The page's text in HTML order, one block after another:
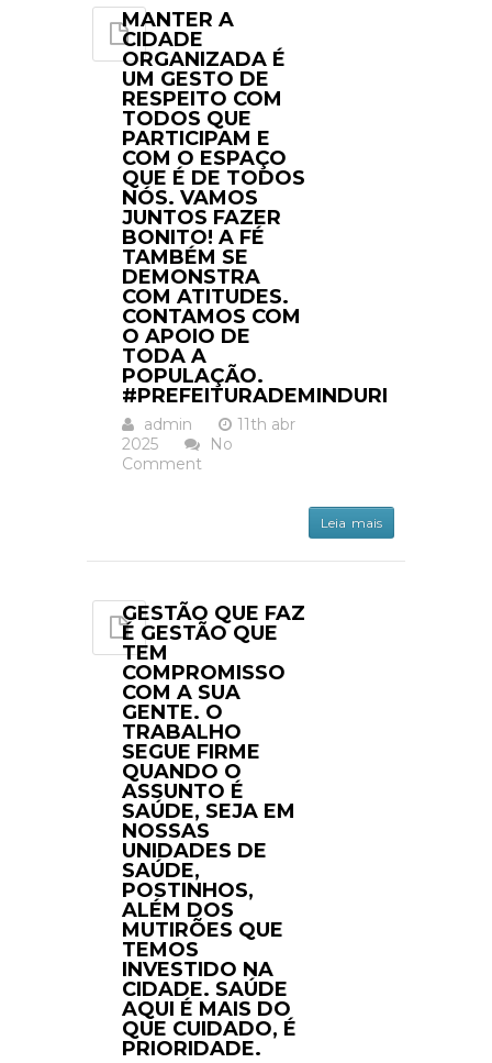
MANTER A
CIDADE
ORGANIZADA É
UM GESTO DE
RESPEITO COM
TODOS QUE
PARTICIPAM E
COM O ESPAÇO
QUE É DE TODOS
NÓS. VAMOS
JUNTOS FAZER
BONITO! A FÉ
TAMBÉM SE
DEMONSTRA
COM ATITUDES.
CONTAMOS COM
O APOIO DE
TODA A
POPULAÇÃO.
#PREFEITURADEMINDURI
admin
11th abr
2025
No
Comment
Leia mais
GESTÃO QUE FAZ
É GESTÃO QUE
TEM
COMPROMISSO
COM A SUA
GENTE. O
TRABALHO
SEGUE FIRME
QUANDO O
ASSUNTO É
SAÚDE, SEJA EM
NOSSAS
UNIDADES DE
SAÚDE,
POSTINHOS,
ALÉM DOS
MUTIRÕES QUE
TEMOS
INVESTIDO NA
CIDADE. SAÚDE
AQUI É MAIS DO
QUE CUIDADO, É
PRIORIDADE.